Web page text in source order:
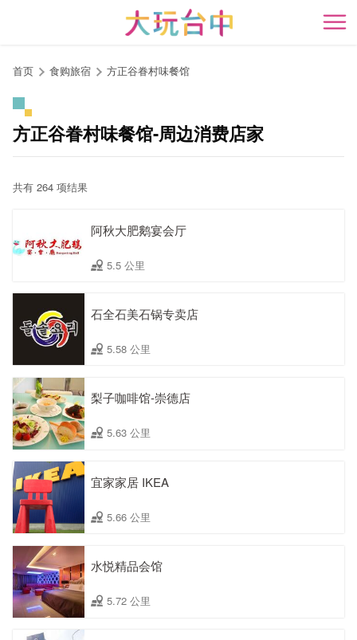
开
首页 食购旅宿 方正谷眷村味餐馆
方正谷眷村味餐馆-周边消费店家
共有 264 项结果
阿秋大肥鹅宴会厅
5.5 公里
石全石美石锅专卖店
5.58 公里
梨子咖啡馆-崇德店
5.63 公里
宜家家居 IKEA
5.66 公里
水悦精品会馆
5.72 公里